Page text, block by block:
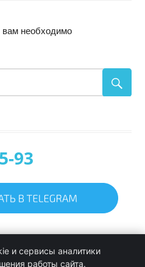
вам необходимо
93
и сервисы аналитики
работы сайта.